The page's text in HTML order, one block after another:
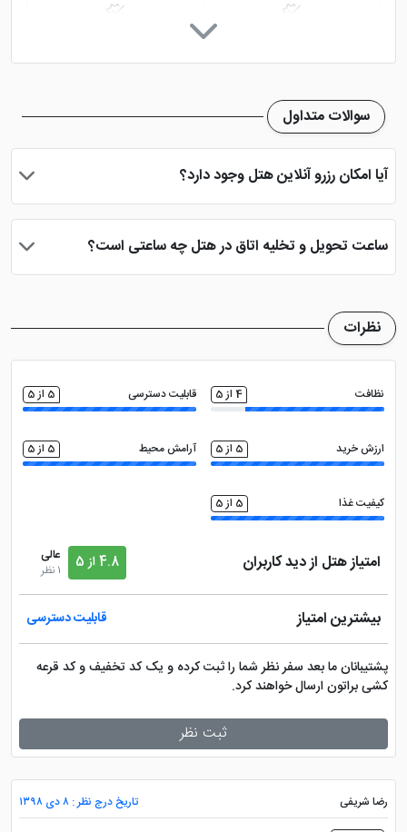
خدمات خشک شویی (لاندری) نمازخانه
اتاق چمدان دید شهر
سوالات متداول
آیا امکان رزرو آنلاین هتل وجود دارد؟
بله، با انتخاب تاریخ ورود و خروج، نوع اتاق و تعداد نفرات می توانید
دریافت نمایید.
ساعت تحویل و تخلیه اتاق در هتل چه ساعتی است؟
ساعت تحویل اتاق ساعت 2 بعد از ظهر و ساعت تخلیه اتاق 12 ظهر
نظرات
نظافت 4 از 5 قابلیت دسترسی 5 از 5
ارزش خرید 5 از 5 آرامش محیط 5 از 5
کیفیت غذا 5 از 5
امتیاز هتل از دید کاربران 4.8 از 5
عالی
1 نظر
بیشترین امتیاز قابلیت دسترسی
پشتیبانان ما بعد سفر نظر شما را ثبت کرده و یک کد تخفیف و کد قرعه
کشی براتون ارسال خواهند کرد.
ثبت نظر
رضا شریفی تاریخ درج نظر : ۸ دی ۱۳۹۸